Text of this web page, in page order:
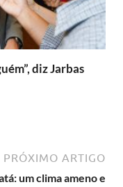
diz Jarbas
PRÓXIMO ARTIGO
um clima ameno e